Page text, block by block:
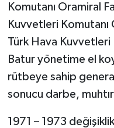
Komutanı Oramiral
Kuvvetleri
Türk Hava Kuvvetleri
Batur yönetime el
rütbeye sahip
sonucu darbe,
1971 – 1973